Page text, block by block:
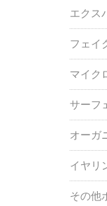
エクス
フェイ
マイク
サーフ
オーガ
イヤリ
その他